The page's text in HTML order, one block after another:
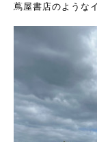
蔦屋書店のような